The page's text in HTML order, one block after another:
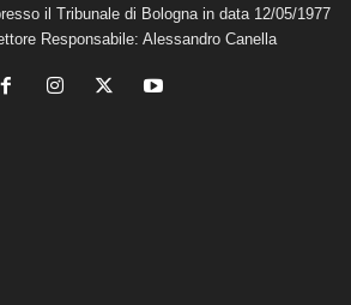
il Tribunale di Bologna in data 12/05/1977
Responsabile: Alessandro Canella